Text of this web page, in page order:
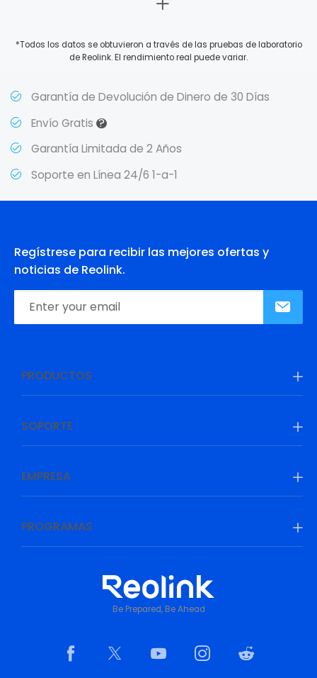
*Todos los datos se obtuvieron a través de las pruebas de laboratorio
de Reolink. El rendimiento real puede variar.
Garantía de Devolución de Dinero de 30 Días
Envío Gratis ?
Garantía Limitada de 2 Años
Soporte en Línea 24/6 1-a-1
Regístrese para recibir las mejores ofertas y
noticias de Reolink.
PRODUCTOS
SOPORTE
EMPRESA
PROGRAMAS
Be Prepared, Be Ahead